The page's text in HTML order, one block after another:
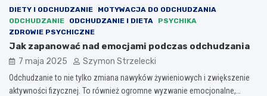
DIETY I ODCHUDZANIE
MOTYWACJA DO ODCHUDZANIA
ODCHUDZANIE
ODCHUDZANIE I DIETA
PSYCHIKA
ZDROWIE PSYCHICZNE
Jak zapanować nad emocjami podczas odchudzania
7 maja 2025 Szymon Strzelecki
Odchudzanie to nie tylko zmiana nawyków żywieniowych i zwiększenie
aktywności fizycznej. To również ogromne wyzwanie emocjonalne,…